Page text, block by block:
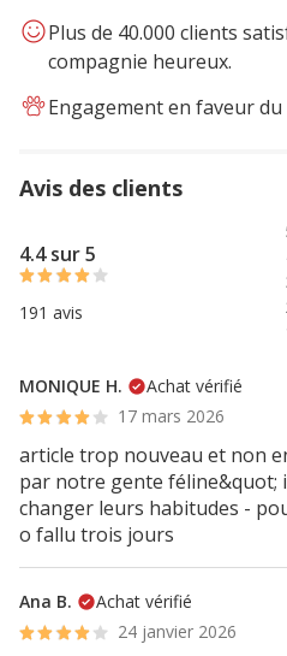
Plus de 40.000 clients
compagnie heureux.
Engagement en faveur
Avis des clients
4.4 sur 5
191 avis
64% des personnes lont
MONIQUE H.
Achat vérifié
17 mars 2026
article trop nouveau et non
par notre gente féline&quot;
changer leurs habitudes -
o fallu trois jours
Ana B.
Achat vérifié
24 janvier 2026